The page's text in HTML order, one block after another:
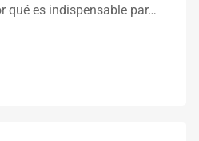
qué es indispensable par…